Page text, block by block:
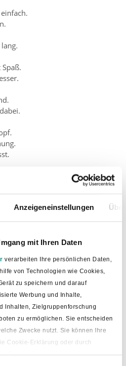
Anzeigeneinstellungen
mit Ihren Daten
verarbeiten Ihre persönlichen Daten,
von Technologien wie Cookies,
zu speichern und darauf
Werbung und Inhalte,
Inhalten, Zielgruppenforschung
zu ermöglichen. Sie entscheiden
Zwecke nutzt. Sie können Ihre
Cookie-Erklärung oder durch
Symbol ändern oder widerrufen